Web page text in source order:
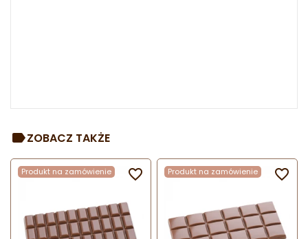
ZOBACZ TAKŻE
Produkt na zamówienie  Produkt na zamówienie 